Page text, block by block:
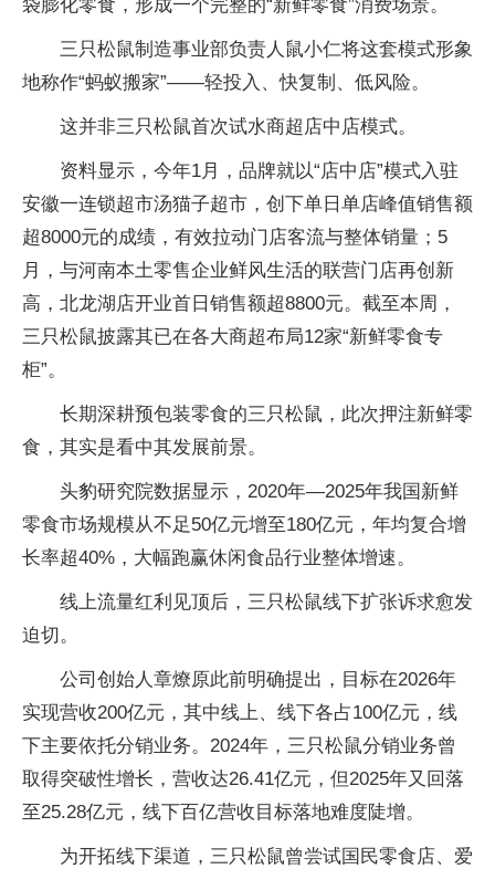
袋膨化零食，形成一个完整的“新鲜零食”消费场景。
三只松鼠制造事业部负责人鼠小仁将这套模式形象
地称作“蚂蚁搬家”——轻投入、快复制、低风险。
这并非三只松鼠首次试水商超店中店模式。
资料显示，今年1月，品牌就以“店中店”模式入驻
安徽一连锁超市汤猫子超市，创下单日单店峰值销售额
超8000元的成绩，有效拉动门店客流与整体销量；5
月，与河南本土零售企业鲜风生活的联营门店再创新
高，北龙湖店开业首日销售额超8800元。截至本周，
三只松鼠披露其已在各大商超布局12家“新鲜零食专
柜”。
长期深耕预包装零食的三只松鼠，此次押注新鲜零
食，其实是看中其发展前景。
头豹研究院数据显示，2020年—2025年我国新鲜
零食市场规模从不足50亿元增至180亿元，年均复合增
长率超40%，大幅跑赢休闲食品行业整体增速。
线上流量红利见顶后，三只松鼠线下扩张诉求愈发
迫切。
公司创始人章燎原此前明确提出，目标在2026年
实现营收200亿元，其中线上、线下各占100亿元，线
下主要依托分销业务。2024年，三只松鼠分销业务曾
取得突破性增长，营收达26.41亿元，但2025年又回落
至25.28亿元，线下百亿营收目标落地难度陡增。
为开拓线下渠道，三只松鼠曾尝试国民零食店、爱